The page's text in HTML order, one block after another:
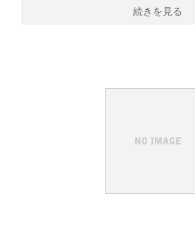
続きを見る